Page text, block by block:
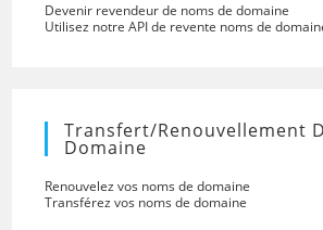
Devenir revendeur de noms de domaine
Utilisez notre API de revente noms de
Transfert/renouvellement
Domaine
Renouvelez vos noms de domaine
Transférez vos noms de domaine